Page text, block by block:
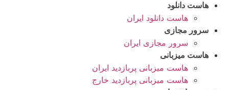
هاست دانلود
هاست دانلود ایران
سرور مجازی
سرور مجازی ایران
هاست میزبانی
هاست میزبانی پربازدید ایران
هاست میزبانی پربازدید خارج